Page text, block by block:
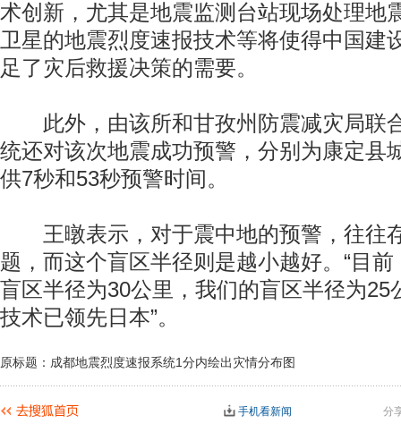
术创新，尤其是地震监测台站现场处理地
卫星的地震烈度速报技术等将使得中国建
足了灾后救援决策的需要。
此外，由该所和甘孜州防震减灾局联
统还对该次地震成功预警，分别为康定县
供7秒和53秒预警时间。
王暾表示，对于震中地的预警，往往
题，而这个盲区半径则是越小越好。“目
盲区半径为30公里，我们的盲区半径为25
技术已领先日本”。
原标题：成都地震烈度速报系统1分内绘出灾情分布图
分
手机看新闻